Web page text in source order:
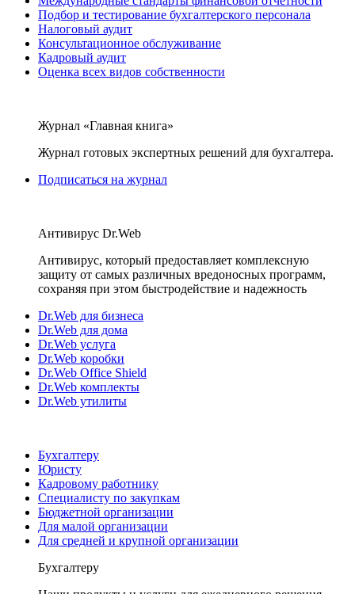
Подбор и тестирование бухгалтерского персонала
Налоговый аудит
Консультационное обслуживание
Кадровый аудит
Оценка всех видов собственности
Журнал «Главная книга»
Журнал готовых экспертных решений для бухгалтера.
Подписаться на журнал
Антивирус Dr.Web
Антивирус, который предоставляет комплексную
защиту от самых различных вредоносных программ,
сохраняя при этом быстродействие и надежность
Dr.Web для бизнеса
Dr.Web для дома
Dr.Web услуга
Dr.Web коробки
Dr.Web Office Shield
Dr.Web комплекты
Dr.Web утилиты
Бухгалтеру
Юристу
Кадровому работнику
Специалисту по закупкам
Бюджетной организации
Для малой организации
Для средней и крупной организации
Бухгалтеру